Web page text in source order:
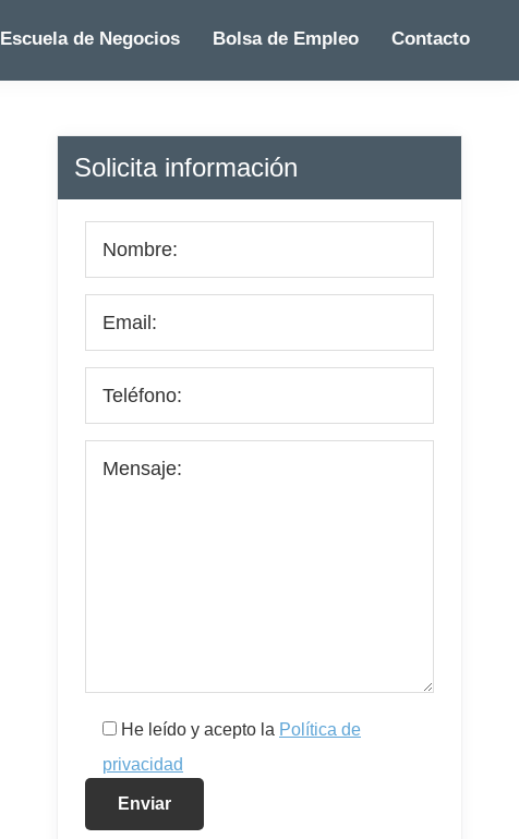
Escuela de Negocios Bolsa de Empleo Contacto
Barra
lateral
principal
Solicita información
He leído y acepto la Política de
privacidad